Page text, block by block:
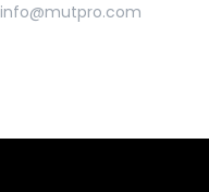
info@mutpro.com